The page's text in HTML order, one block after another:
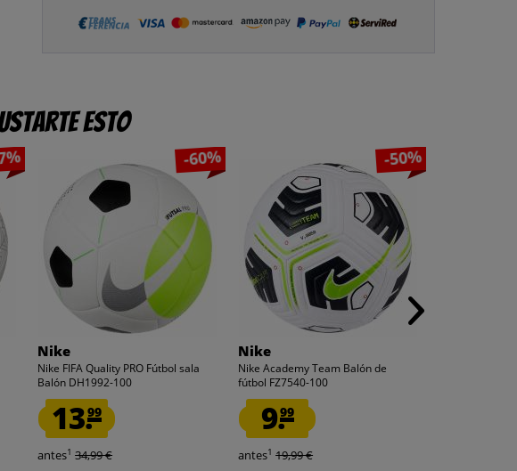
esto
-60%
Nike
Nike FIFA Quality PRO Fútbol sala
Balón DH1992-100
13.99
antes1 34,99 €
-50%
Nike
Nike Academy Team Balón de
fútbol FZ7540-100
9.99
antes1 19,99 €